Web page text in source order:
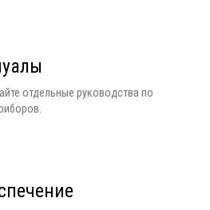
отдельные руководства по